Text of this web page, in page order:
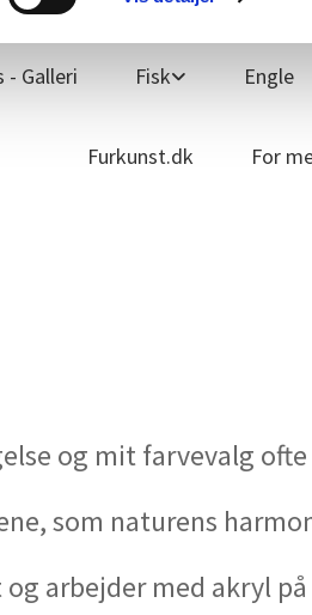
- Galleri Fisk Engle
Furkunst.dk For
og mit farvevalg
som naturens
arbejder med akryl